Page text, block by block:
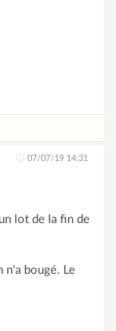
07/07/19 14:31
lot de la fin de
n'a bougé. Le